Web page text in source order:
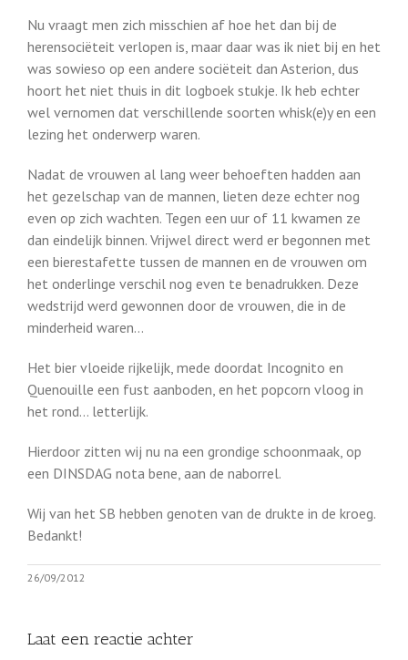
Nu vraagt men zich misschien af hoe het dan bij de
herensociëteit verlopen is, maar daar was ik niet bij en het
was sowieso op een andere sociëteit dan Asterion, dus
hoort het niet thuis in dit logboek stukje. Ik heb echter
wel vernomen dat verschillende soorten whisk(e)y en een
lezing het onderwerp waren.
Nadat de vrouwen al lang weer behoeften hadden aan
het gezelschap van de mannen, lieten deze echter nog
even op zich wachten. Tegen een uur of 11 kwamen ze
dan eindelijk binnen. Vrijwel direct werd er begonnen met
een bierestafette tussen de mannen en de vrouwen om
het onderlinge verschil nog even te benadrukken. Deze
wedstrijd werd gewonnen door de vrouwen, die in de
minderheid waren…
Het bier vloeide rijkelijk, mede doordat Incognito en
Quenouille een fust aanboden, en het popcorn vloog in
het rond… letterlijk.
Hierdoor zitten wij nu na een grondige schoonmaak, op
een DINSDAG nota bene, aan de naborrel.
Wij van het SB hebben genoten van de drukte in de kroeg.
Bedankt!
26/09/2012
Laat een reactie achter